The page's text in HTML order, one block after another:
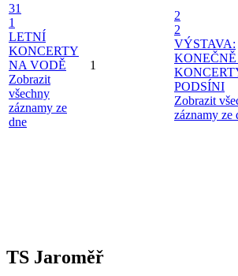
31
1
LETNÍ
KONCERTY
NA VODĚ
Zobrazit
všechny
záznamy ze
dne
1
2
2
VÝSTAVA:
PODSÍNI
Zobrazit
záznamy ze
TS Jaroměř